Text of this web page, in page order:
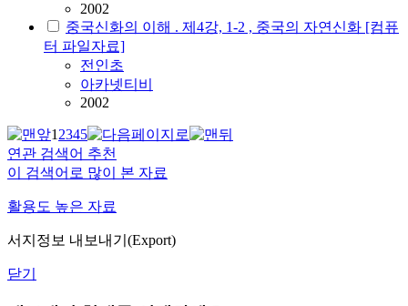
2002
중국신화의 이해 . 제4강, 1-2 , 중국의 자연신화 [컴퓨
터 파일자료]
전인초
아카넷티비
2002
12345
연관 검색어 추천
이 검색어로 많이 본 자료
활용도 높은 자료
서지정보 내보내기(Export)
닫기